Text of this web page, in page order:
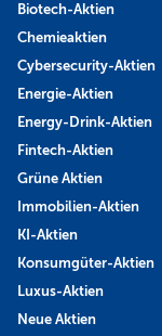
Biotech-Aktien
Chemieaktien
Cybersecurity-Aktien
Energie-Aktien
Energy-Drink-Aktien
Fintech-Aktien
Grüne Aktien
Immobilien-Aktien
KI-Aktien
Konsumgüter-Aktien
Luxus-Aktien
Neue Aktien